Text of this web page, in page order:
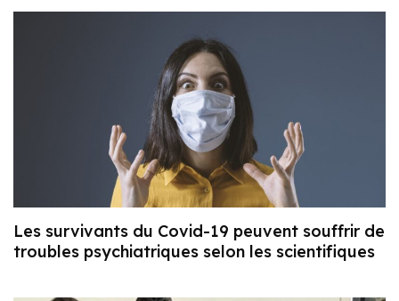
Les survivants du Covid-19 peuvent souffrir de
troubles psychiatriques selon les scientifiques